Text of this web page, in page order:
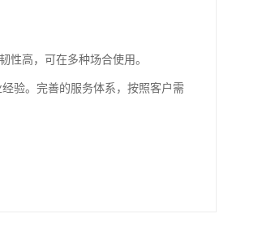
性高，可在多种场合使用。
验。完善的服务体系，按照客户需